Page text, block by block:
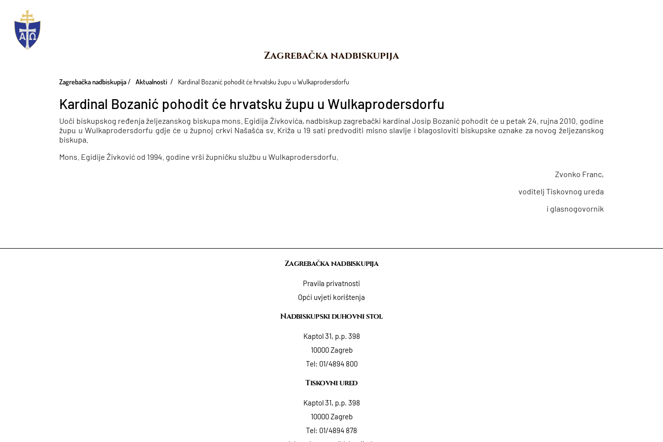
Zagrebačka nadbiskupija
Zagrebačka nadbiskupija Aktualnosti Kardinal Bozanić pohodit će hrvatsku župu u Wulkaprodersdorfu
Kardinal Bozanić pohodit će hrvatsku župu u Wulkaprodersdorfu
Uoči biskupskog ređenja željezanskog biskupa mons. Egidija Živkovića, nadbiskup zagrebački kardinal Josip Bozanić pohodit će u petak 24. rujna 2010. godine
župu u Wulkaprodersdorfu gdje će u župnoj crkvi Našašća sv. Križa u 19 sati predvoditi misno slavlje i blagosloviti biskupske oznake za novog željezanskog
biskupa.
Mons. Egidije Živković od 1994. godine vrši župničku službu u Wulkaprodersdorfu.
Zvonko Franc,
voditelj Tiskovnog ureda
i glasnogovornik
Zagrebačka nadbiskupija
Pravila privatnosti
Opći uvjeti korištenja
Nadbiskupski duhovni stol
Kaptol 31, p.p. 398
10000 Zagreb
Tel: 01/4894 800
Tiskovni ured
Kaptol 31, p.p. 398
10000 Zagreb
Tel: 01/4894 878